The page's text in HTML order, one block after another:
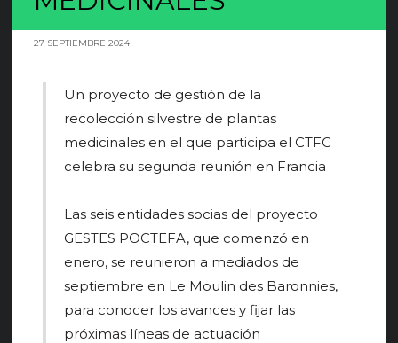
27 SEPTIEMBRE 2024
Un proyecto de gestión de la
recolección silvestre de plantas
medicinales en el que participa el CTFC
celebra su segunda reunión en Francia
Las seis entidades socias del proyecto
GESTES POCTEFA, que comenzó en
enero, se reunieron a mediados de
septiembre en Le Moulin des Baronnies,
para conocer los avances y fijar las
próximas líneas de actuación